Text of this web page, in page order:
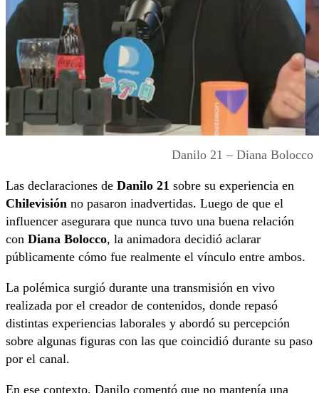
Danilo 21 – Diana Bolocco
Las declaraciones de Danilo 21 sobre su experiencia en
Chilevisión no pasaron inadvertidas. Luego de que el
influencer asegurara que nunca tuvo una buena relación
con Diana Bolocco, la animadora decidió aclarar
públicamente cómo fue realmente el vínculo entre ambos.
La polémica surgió durante una transmisión en vivo
realizada por el creador de contenidos, donde repasó
distintas experiencias laborales y abordó su percepción
sobre algunas figuras con las que coincidió durante su paso
por el canal.
En ese contexto, Danilo comentó que no mantenía una